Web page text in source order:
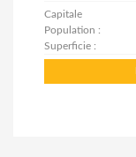
Capitale
Population :
Superficie :